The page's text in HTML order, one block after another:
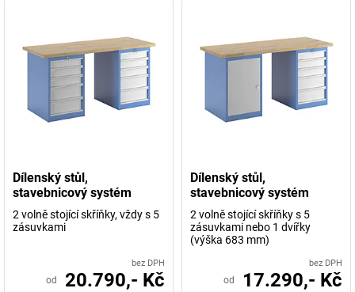
Dílenský stůl,
stavebnicový systém
2 volně stojící skříňky, vždy s 5
zásuvkami
bez DPH
od 20.790,- Kč
Dílenský stůl,
stavebnicový systém
2 volně stojící skříňky s 5
zásuvkami nebo 1 dvířky
(výška 683 mm)
bez DPH
od 17.290,- Kč